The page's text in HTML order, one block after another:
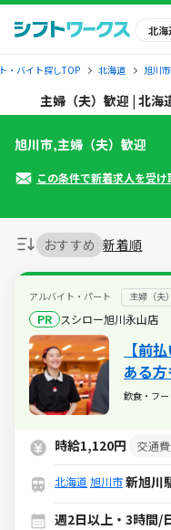
北海
・バイト探しTOP 北海道 旭川市
主婦（夫）歓迎 | 北海
おすすめ 新着順
アルバイト・パート 主婦（夫
PR スシロー旭川永山店
【前
ある
扶養内
◎髪型
飲食・フー
時給1,120円 交通
北海道 旭川市新旭川
週2日以上・3時間/
旭川市,主婦（夫）歓迎
この条件で新着求人を受け